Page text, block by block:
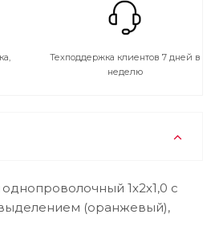
Техподдержка клиентов 7 дней в
неделю
1х2х1,0 с
(оранжевый),